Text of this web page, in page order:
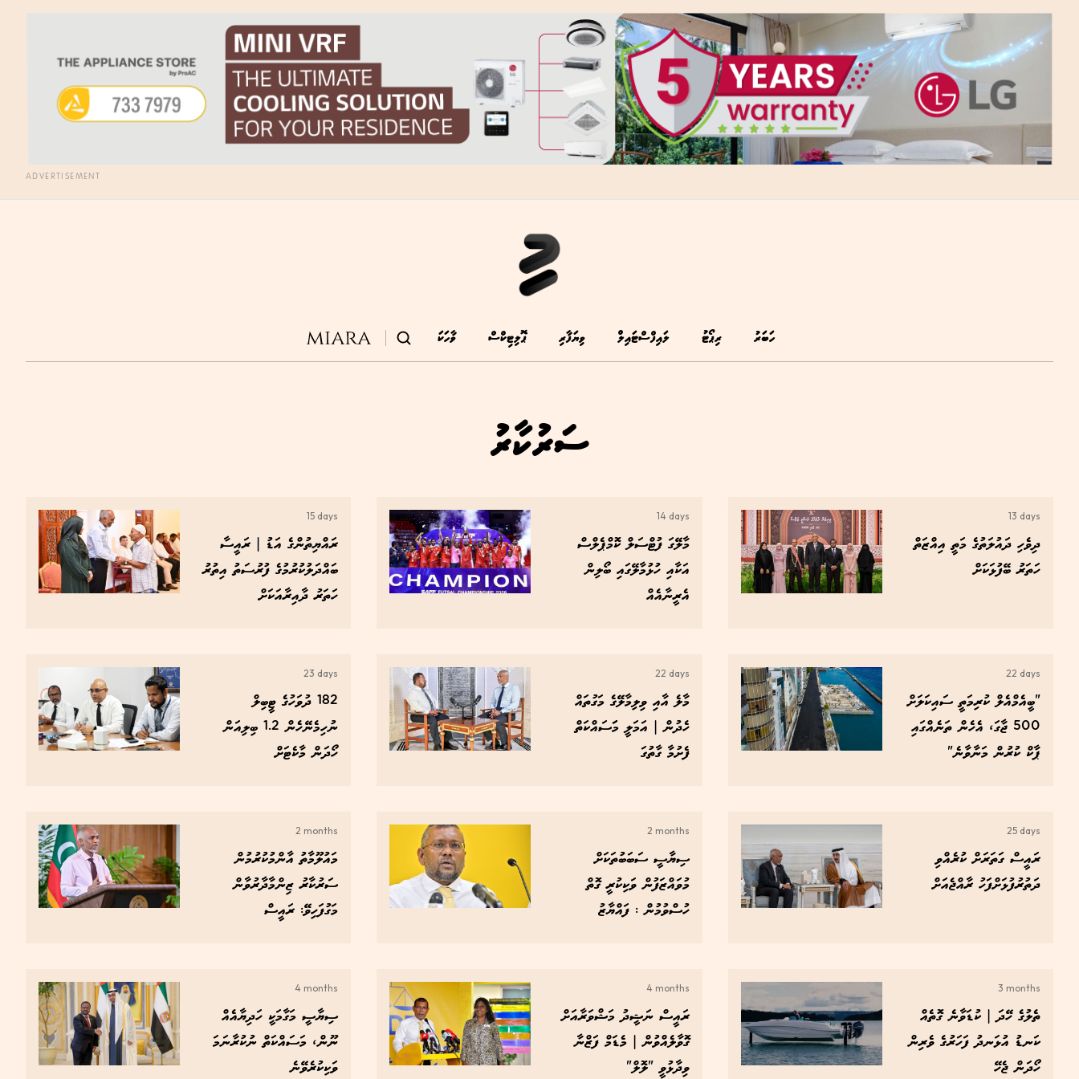
ADVERTISEMENT
ހަބަރު ރިޕޯޓު ލައިފްސްޓައިލް ވިޔަފާރި ޕޮލިޓިކްސް ވާހަކަ
ސަރުކާރު
13 days
ދިވެހި ދައުލަތުގެ މަތީ އިއްޒަތް
ހަތަރު ބޭފުޅަކަށް
14 days
މާލޭގަ ފުޓްސަލް ކޮމްޕެލްސް
އަކާއި ހުޅުމާލޭގައި ބޯލިން
އެރީނާއެއް
15 days
ރައްޔިތުންގެ އަޑު | ރައީސާ
ބައްދަލުކުރުމުގެ ފުރުސަތު އިތުރު
ހަތަރު ދާއިރާއަކަށް
22 days
"ބީއެމްއެލް ކުރިމަތީ ސައިކަލަށް
500 ޖާގަ، އެހެން ތަނެއްގައި
ޕާކް ކުރުން މަނާވާނެ"
22 days
މާލެ އާއި ވިލިމާލޭގެ މަގުތައް
ހެދުން | އަމަލީ މަަސައްކަތް
ފެށުމާ ގާތުގަ
23 days
182 ދުވަހުގެ ޓީބިލް
ނުހިމެނޭހެން 1.2 ބިލިއަން
ހޯދަން މާކެޓަށް
25 days
ރައީސް ގަތަރަށް ކުރެއްވި
ދަތުރުފުޅަށްފަހު ރާއްޖެއަށް
2 months
ސިޔާސީ ސަބަބުތަކަށް
މުވައްޒަފުން ވަކިކުރީ ގޮތް
ހުސްވުމުން : ފައްޔާޒު
2 months
މައުލޫމާތު އާންމުކުރުމުން
ސަރުކާރު ޒިންމާދާރުވާން
މަގުފަހިވޭ: ރައީސް
3 months
ތެލުގެ ހޭދަ | ކުޑަވާނެ ގޮތެއް
ކަނޑު އުޅަނދު ފަހަރުގެ ވެރިން
ހޯދަން ޖެހޭ
4 months
ރައީސް ނަޝީދު މަޝްވަރާއަށް
ގޮވާލެއްވުން | މެޑަމް ފަޒްނާ
ވިދާޅުވީ "ލޮލް"
4 months
ސިޔާސީ މަގާމަކީ ހަދިޔާއެއް
ނޫން، މަސައްކަތް ނުކުރާނަމަ
ވަކިކުރެވޭނެ